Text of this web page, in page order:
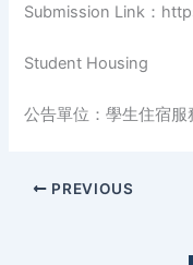
Submission Link：
Student Housing
公告單位：學生住宿服
PREVIOUS